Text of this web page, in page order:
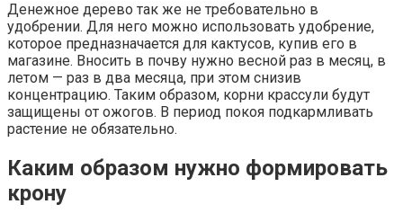
Денежное дерево так же не требовательно в
удобрении. Для него можно использовать удобрение,
которое предназначается для кактусов, купив его в
магазине. Вносить в почву нужно весной раз в месяц, в
летом — раз в два месяца, при этом снизив
концентрацию. Таким образом, корни крассули будут
защищены от ожогов. В период покоя подкармливать
растение не обязательно.
Каким образом нужно формировать
крону